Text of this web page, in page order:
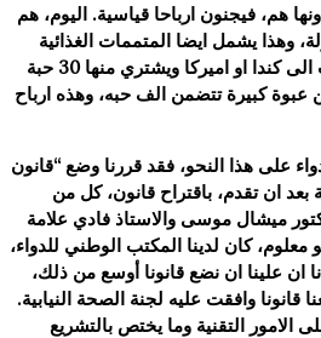
هم، فيجنون ارباحا قياسية. اليوم، هم
وهذا يشمل ايضا المتممات الغذائية
التي تحقق ارباحا. فمن يذهب الى كندا او اميركا ويشتري منها 30 حبة
عبوة كبيرة تتضمن الف حبه، وهذه ارباح
على هذا النحو، فقد قررنا وضع “قانون
بعد ان تقدم، باقتراح قانون، كل من
ميشال موسى والاستاذ فادي علامة
معلوم، كان لدينا المكتب الوطني للدواء،
ان علينا ان نضع قانونا أوسع من ذلك،
وافقت عليه لجنة الصحة النيابية.
الامور التقنية وما يختص بالتشريع